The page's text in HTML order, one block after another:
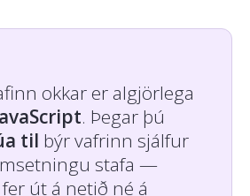
okkar er algjörlega
. Þegar þú
til býr vafrinn sjálfur
stafa —
út á netið né á